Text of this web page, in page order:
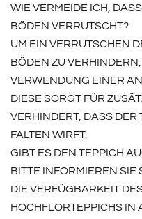
WIE VERMEIDE ICH,
BÖDEN VERRUTSCHT?
UM EIN VERRUTSCHEN
BÖDEN ZU
VERWENDUNG EINER
DIESE SORGT FÜR
VERHINDERT, DASS DER
FALTEN WIRFT.
GIBT ES DEN TEPPICH
BITTE INFORMIEREN SIE
DIE VERFÜGBARKEIT
HOCHFLORTEPPICHS IN